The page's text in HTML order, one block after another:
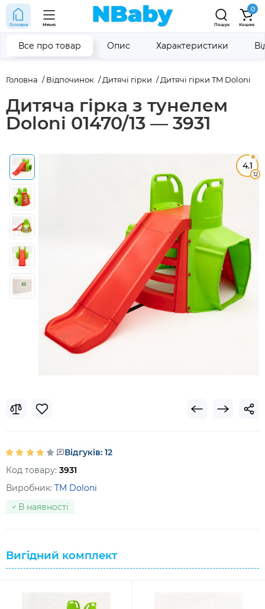
Головна Меню Пошук
0
Кошик
Головна Відпочинок Дитячі гірки Дитячі гірки TM Doloni
Дитяча гірка з тунелем
Doloni 01470/13 — 3931
Все про товар Опис Характеристики
4.1
12
Відгуків: 12
Код товару: 3931
Виробник: TM Doloni
В наявності
Вигідний комплект